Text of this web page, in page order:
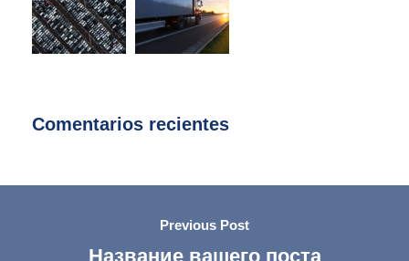
Comentarios recientes
Previous Post
Название вашего поста